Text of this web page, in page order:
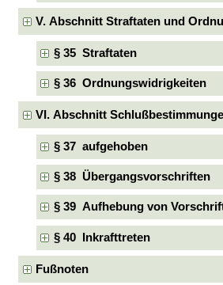
V. Abschnitt Straftaten und
§ 35 Straftaten
§ 36 Ordnungswidrigkeiten
VI. Abschnitt
§ 37 aufgehoben
§ 38 Übergangsvorschriften
§ 39 Aufhebung von
§ 40 Inkrafttreten
Fußnoten